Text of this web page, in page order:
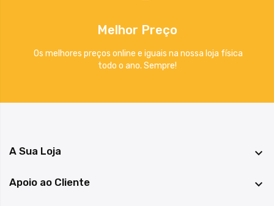
Melhor Preço
Os melhores preços online e iguais na nossa loja física
todo o ano. Sempre!
A Sua Loja 
Apoio ao Cliente 